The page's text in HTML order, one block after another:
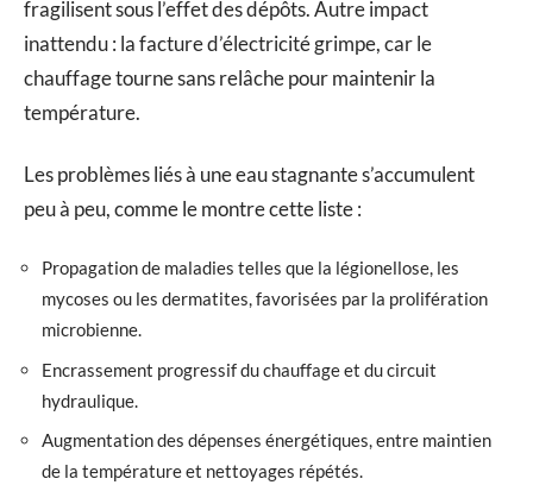
fragilisent sous l’effet des dépôts. Autre impact
inattendu : la facture d’électricité grimpe, car le
chauffage tourne sans relâche pour maintenir la
température.
Les problèmes liés à une eau stagnante s’accumulent
peu à peu, comme le montre cette liste :
Propagation de maladies telles que la légionellose, les
mycoses ou les dermatites, favorisées par la prolifération
microbienne.
Encrassement progressif du chauffage et du circuit
hydraulique.
Augmentation des dépenses énergétiques, entre maintien
de la température et nettoyages répétés.